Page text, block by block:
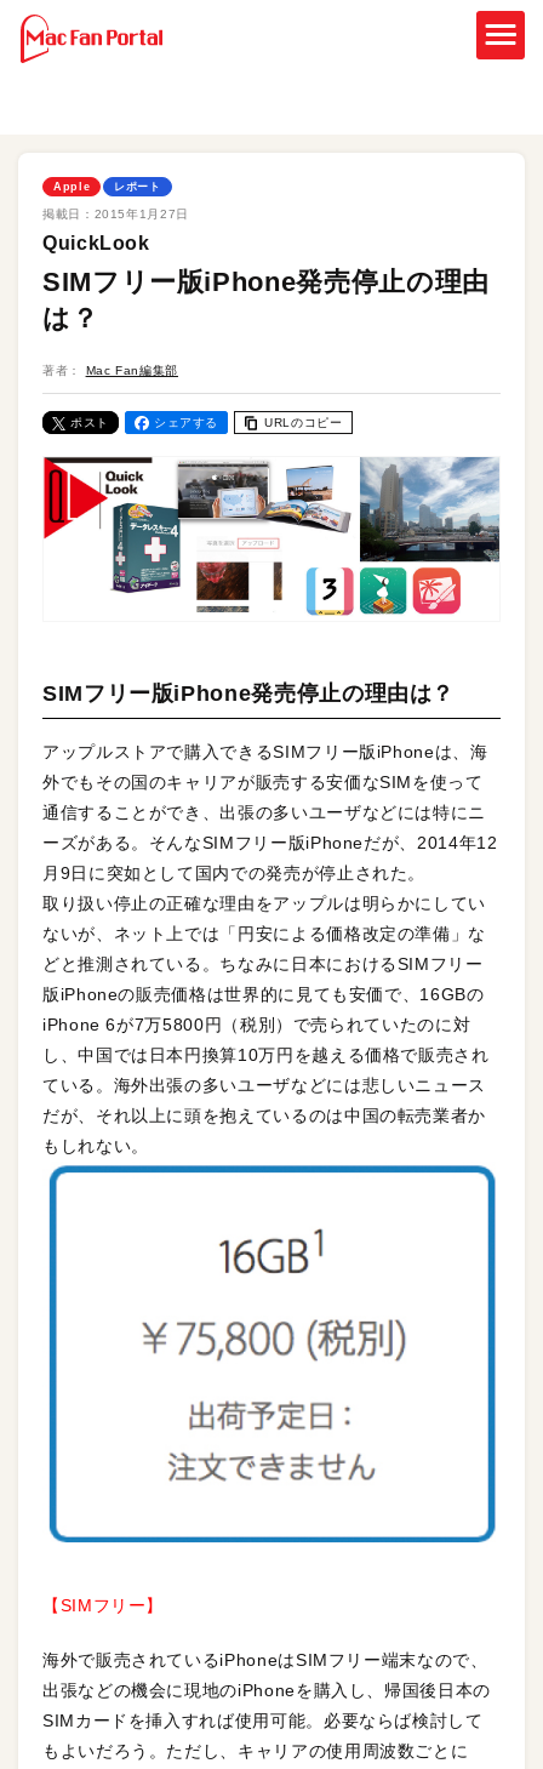
Apple レポート
掲載日： 2015年1月27日
QuickLook
SIMフリー版iPhone発売停止の理由
は？
著者： Mac Fan編集部
ポスト シェアする URLのコピー
SIMフリー版iPhone発売停止の理由は？
アップルストアで購入できるSIMフリー版iPhoneは、海
外でもその国のキャリアが販売する安価なSIMを使って
通信することができ、出張の多いユーザなどには特にニ
ーズがある。そんなSIMフリー版iPhoneだが、2014年12
月9日に突如として国内での発売が停止された。
取り扱い停止の正確な理由をアップルは明らかにしてい
ないが、ネット上では「円安による価格改定の準備」な
どと推測されている。ちなみに日本におけるSIMフリー
版iPhoneの販売価格は世界的に見ても安価で、16GBの
iPhone 6が7万5800円（税別）で売られていたのに対
し、中国では日本円換算10万円を越える価格で販売され
ている。海外出張の多いユーザなどには悲しいニュース
だが、それ以上に頭を抱えているのは中国の転売業者か
もしれない。
【SIMフリー】
海外で販売されているiPhoneはSIMフリー端末なので、
出張などの機会に現地のiPhoneを購入し、帰国後日本の
SIMカードを挿入すれば使用可能。必要ならば検討して
もよいだろう。ただし、キャリアの使用周波数ごとに